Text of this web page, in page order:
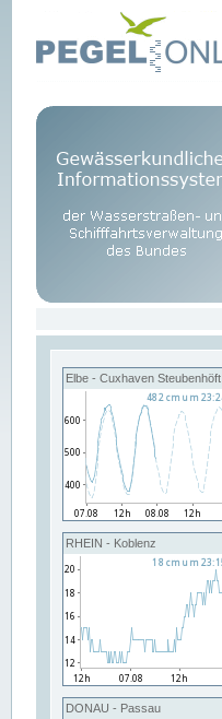
Elbe - Cuxhaven Steubenhöft
RHEIN - Koblenz
DONAU - Passau